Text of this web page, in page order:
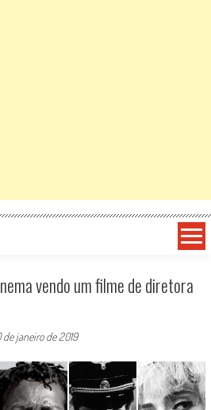
vendo um filme de diretora
de janeiro de 2019